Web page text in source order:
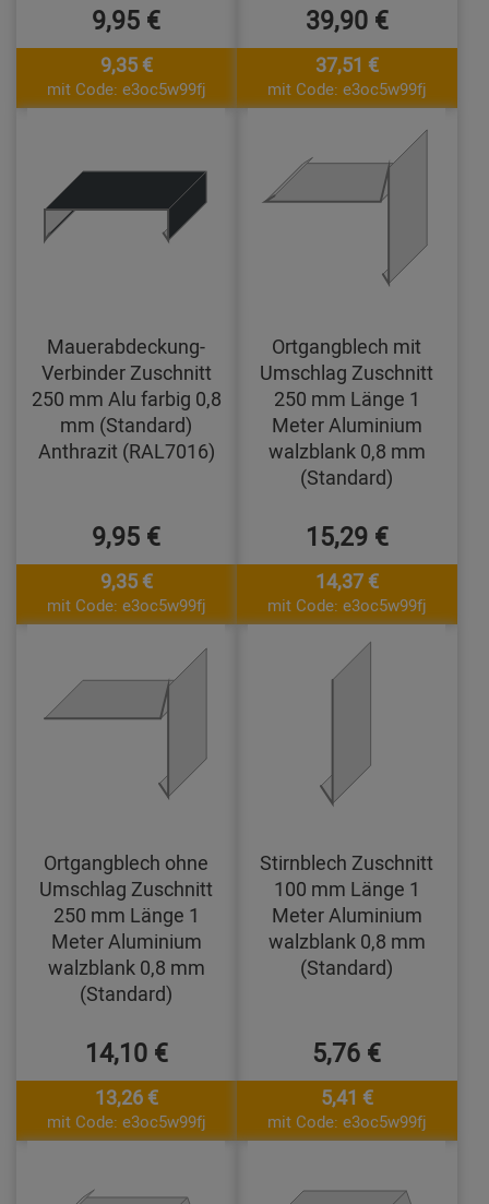
9,95 €
9,35 €
mit Code: e3oc5w99fj
39,90 €
37,51 €
mit Code: e3oc5w99fj
Mauerabdeckung-
Verbinder Zuschnitt
250 mm Alu farbig 0,8
mm (Standard)
Anthrazit (RAL7016)
9,95 €
9,35 €
mit Code: e3oc5w99fj
Ortgangblech mit
Umschlag Zuschnitt
250 mm Länge 1
Meter Aluminium
walzblank 0,8 mm
(Standard)
15,29 €
14,37 €
mit Code: e3oc5w99fj
Ortgangblech ohne
Umschlag Zuschnitt
250 mm Länge 1
Meter Aluminium
walzblank 0,8 mm
(Standard)
14,10 €
13,26 €
mit Code: e3oc5w99fj
Stirnblech Zuschnitt
100 mm Länge 1
Meter Aluminium
walzblank 0,8 mm
(Standard)
5,76 €
5,41 €
mit Code: e3oc5w99fj